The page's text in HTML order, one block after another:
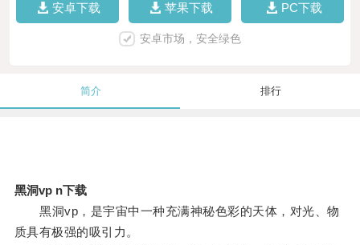
安卓下载 苹果下载 PC下载
安卓市场，安全绿色
简介 排行
黑洞vp n下载
黑洞vp，是宇宙中一种充满神秘色彩的天体，对光、物
质具有极强的吸引力。